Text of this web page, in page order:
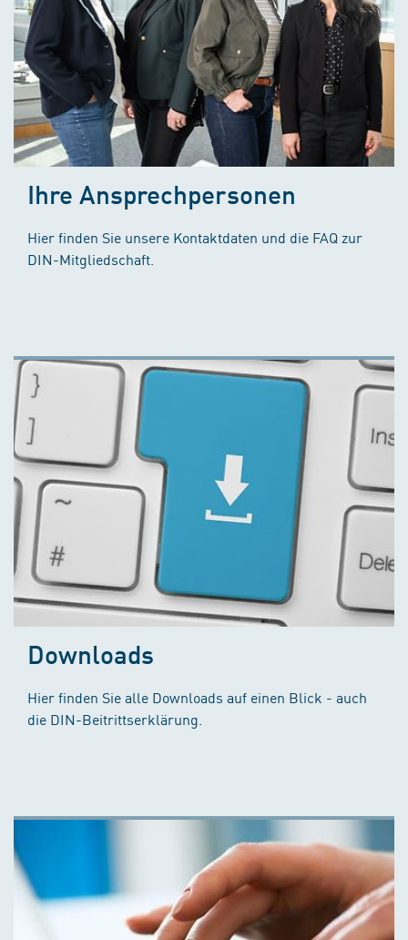
Ihre Ansprechpersonen
Hier finden Sie unsere Kontaktdaten und die FAQ zur
DIN-Mitgliedschaft.
Downloads
Hier finden Sie alle Downloads auf einen Blick - auch
die DIN-Beitrittserklärung.